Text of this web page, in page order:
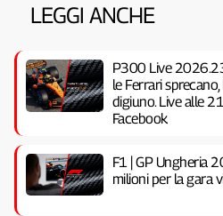
LEGGI ANCHE
P300 Live
le Ferrari
digiuno. Live alle
Facebook
F1 | GP Ungheria
milioni per la gara